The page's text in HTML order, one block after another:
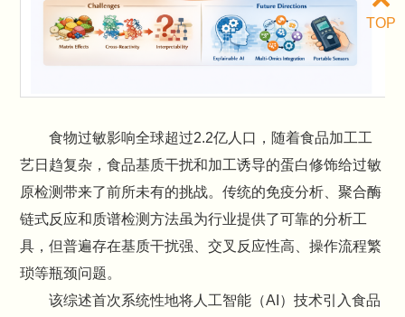
食物过敏影响全球超过2.2亿人口，随着食品加工工
艺日趋复杂，食品基质干扰和加工诱导的蛋白修饰给过敏
原检测带来了前所未有的挑战。传统的免疫分析、聚合酶
链式反应和质谱检测方法虽为行业提供了可靠的分析工
具，但普遍存在基质干扰强、交叉反应性高、操作流程繁
琐等瓶颈问题。
该综述首次系统性地将人工智能（AI）技术引入食品
TOP